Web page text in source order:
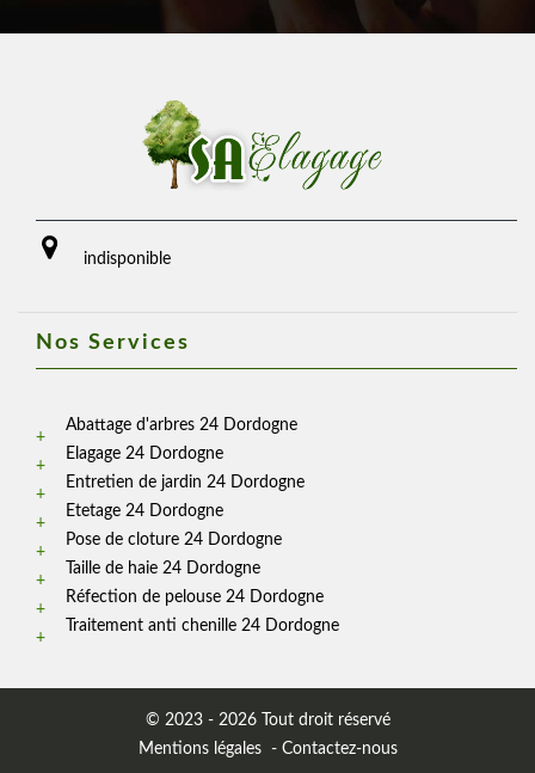
indisponible
Nos Services
Abattage d'arbres 24 Dordogne
Elagage 24 Dordogne
Entretien de jardin 24 Dordogne
Etetage 24 Dordogne
Pose de cloture 24 Dordogne
Taille de haie 24 Dordogne
Réfection de pelouse 24 Dordogne
Traitement anti chenille 24 Dordogne
© 2023 - 2026 Tout droit réservé
Mentions légales- Contactez-nous